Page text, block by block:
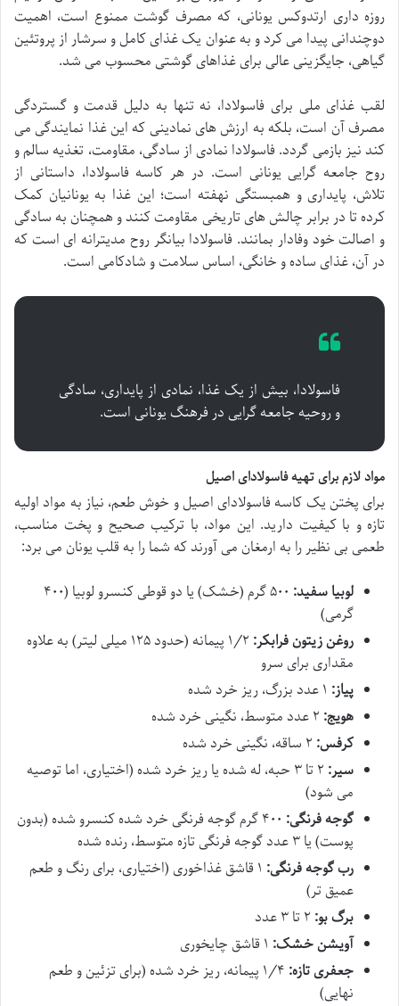
روزه داری ارتدوکس یونانی، که مصرف گوشت ممنوع است، اهمیت
دوچندانی پیدا می کرد و به عنوان یک غذای کامل و سرشار از پروتئین
گیاهی، جایگزینی عالی برای غذاهای گوشتی محسوب می شد.
لقب غذای ملی برای فاسولادا، نه تنها به دلیل قدمت و گستردگی
مصرف آن است، بلکه به ارزش های نمادینی که این غذا نمایندگی می
کند نیز بازمی گردد. فاسولادا نمادی از سادگی، مقاومت، تغذیه سالم و
روح جامعه گرایی یونانی است. در هر کاسه فاسولادا، داستانی از
تلاش، پایداری و همبستگی نهفته است؛ این غذا به یونانیان کمک
کرده تا در برابر چالش های تاریخی مقاومت کنند و همچنان به سادگی
و اصالت خود وفادار بمانند. فاسولادا بیانگر روح مدیترانه ای است که
در آن، غذای ساده و خانگی، اساس سلامت و شادکامی است.
فاسولادا، بیش از یک غذا، نمادی از پایداری، سادگی
و روحیه جامعه گرایی در فرهنگ یونانی است.
مواد لازم برای تهیه فاسولادای اصیل
برای پختن یک کاسه فاسولادای اصیل و خوش طعم، نیاز به مواد اولیه
تازه و با کیفیت دارید. این مواد، با ترکیب صحیح و پخت مناسب،
طعمی بی نظیر را به ارمغان می آورند که شما را به قلب یونان می برد:
لوبیا سفید:
۵۰۰ گرم (خشک) یا دو قوطی کنسرو لوبیا (۴۰۰
گرمی)
روغن زیتون فرابکر:
۱/۲ پیمانه (حدود ۱۲۵ میلی لیتر) به علاوه
مقداری برای سرو
پیاز:
هویج:
کرفس:
سیر:
۲ تا ۳ حبه، له شده یا ریز خرد شده (اختیاری، اما توصیه
می شود)
گوجه فرنگی:
۴۰۰ گرم گوجه فرنگی خرد شده کنسرو شده (بدون
پوست) یا ۳ عدد گوجه فرنگی تازه متوسط، رنده شده
رب گوجه فرنگی:
۱ قاشق غذاخوری (اختیاری، برای رنگ و طعم
عمیق تر)
برگ بو:
آویشن خشک:
جعفری تازه:
۱/۴ پیمانه، ریز خرد شده (برای تزئین و طعم
نهایی)